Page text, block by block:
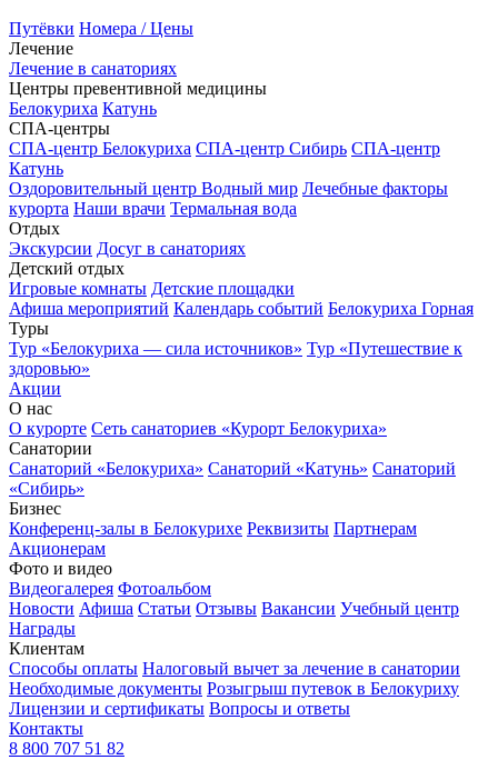
Путёвки Номера / Цены
Лечение
Лечение в санаториях
Центры превентивной медицины
Белокуриха Катунь
СПА-центры
СПА-центр Белокуриха СПА-центр Сибирь СПА-центр
Катунь
Оздоровительный центр Водный мир Лечебные факторы
курорта Наши врачи Термальная вода
Отдых
Экскурсии Досуг в санаториях
Детский отдых
Игровые комнаты Детские площадки
Афиша мероприятий Календарь событий Белокуриха Горная
Туры
Тур «Белокуриха — сила источников» Тур «Путешествие к
здоровью»
Акции
О нас
О курорте Сеть санаториев «Курорт Белокуриха»
Санатории
Санаторий «Белокуриха» Санаторий «Катунь» Санаторий
«Сибирь»
Бизнес
Конференц-залы в Белокурихе Реквизиты Партнерам
Акционерам
Фото и видео
Видеогалерея Фотоальбом
Новости Афиша Статьи Отзывы Вакансии Учебный центр
Награды
Клиентам
Способы оплаты Налоговый вычет за лечение в санатории
Необходимые документы Розыгрыш путевок в Белокуриху
Лицензии и сертификаты Вопросы и ответы
Контакты
8 800 707 51 82